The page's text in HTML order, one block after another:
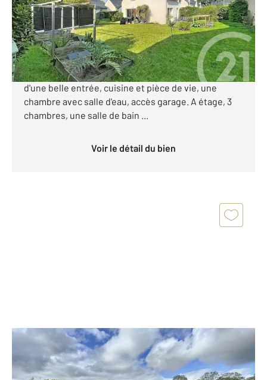
Maison à vendre
385 000 €
PLOEREN, a découvrir cette Maison de 2005
mitoyenne du coté droit par le garage, composée
d'une belle entrée, cuisine et pièce de vie, une
chambre avec salle d'eau, accès garage. A étage, 3
chambres, une salle de bain ...
Voir le détail du bien
PLOEREN 56
146,35 m2, 6 pièces
Ref : 1355